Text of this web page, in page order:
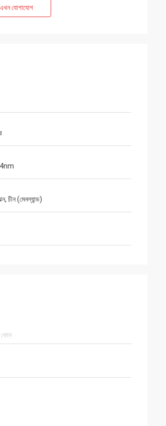
এখন যোগাযোগ
চীন (মেনল্যান্ড)